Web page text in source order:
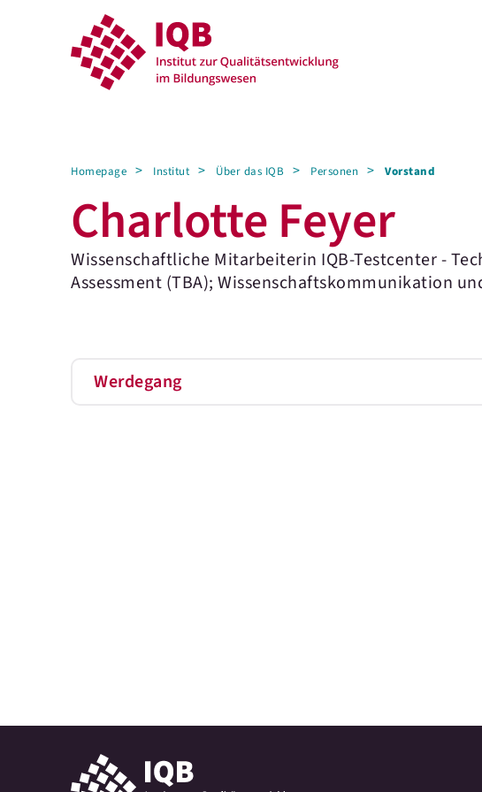
Homepage Institut Über das IQB Personen Vorstand
Charlotte Feyer
Wissenschaftliche Mitarbeiterin IQB-Testcenter -
Assessment (TBA); Wissenschaftskommunikation
Werdegang